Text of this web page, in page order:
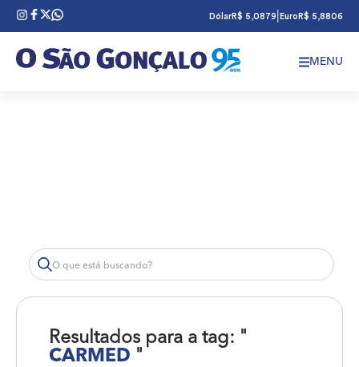
DólarR$ 5,0879 Euro R$ 5,8806
MENU
Resultados para a tag: "
CARMED "